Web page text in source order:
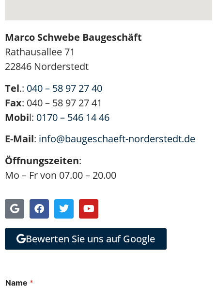
Marco Schwebe Baugeschäft
Rathausallee 71
22846 Norderstedt
Tel.: 040 – 58 97 27 40
Fax: 040 – 58 97 27 41
Mobil: 0170 – 546 14 46
E-Mail: info@baugeschaeft-norderstedt.de
Öffnungszeiten:
Mo – Fr von 07.00 – 20.00
Bewerten Sie uns auf Google
Name *